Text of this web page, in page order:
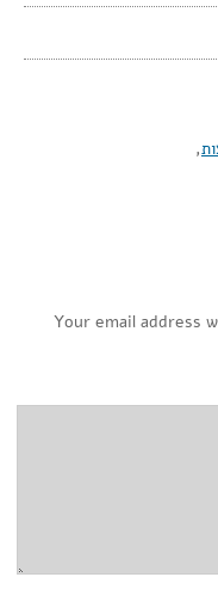
,
Your email address